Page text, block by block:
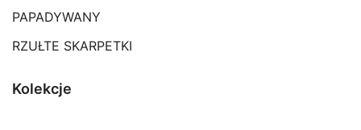
PAPADYWANY
RZUŁTE SKARPETKI
Kolekcje